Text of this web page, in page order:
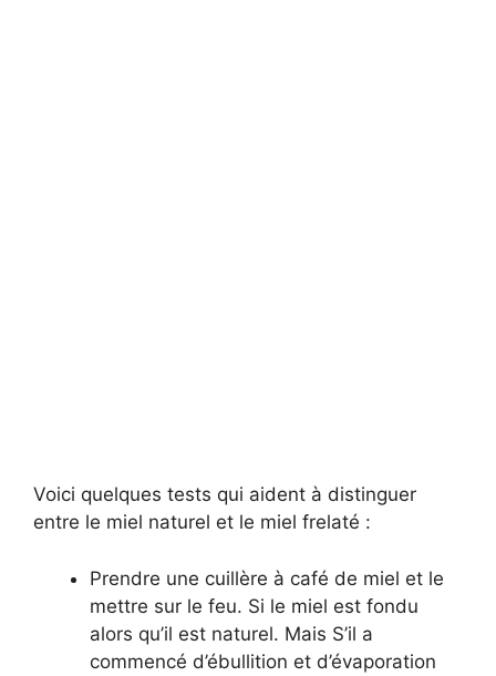
Voici quelques tests qui aident à distinguer
entre le miel naturel et le miel frelaté :
Prendre une cuillère à café de miel et le
mettre sur le feu. Si le miel est fondu
alors qu’il est naturel. Mais S’il a
commencé d’ébullition et d’évaporation